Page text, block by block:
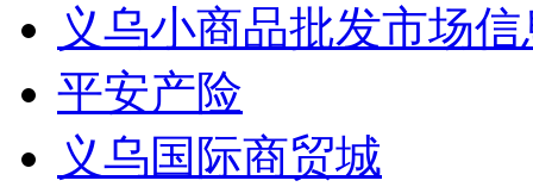
义乌小商品批发市场
平安产险
义乌国际商贸城